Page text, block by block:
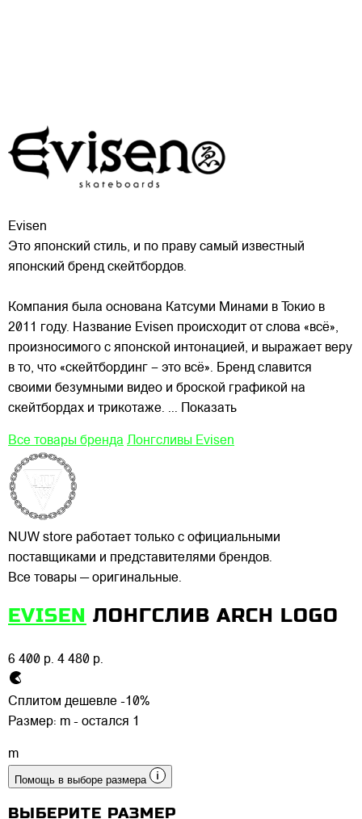
Evisen
Это японский стиль, и по праву самый известный
японский бренд скейтбордов.
Компания была основана Катсуми Минами в Токио в
2011 году. Название Evisen происходит от слова «всё»,
произносимого с японской интонацией, и выражает веру
в то, что «скейтбординг – это всё». Бренд славится
своими безумными видео и броской графикой на
скейтбордах и трикотаже. ... Показать
Все товары бренда Лонгсливы Evisen
NUW store работает только с официальными
поставщиками и представителями брендов.
Все товары — оригинальные.
EVISEN ЛОНГСЛИВ ARCH LOGO
6 400 р. 4 480 р.
Сплитом дешевле -10%
Размер: m - остался 1
m
Помощь в выборе размера
ВЫБЕРИТЕ РАЗМЕР